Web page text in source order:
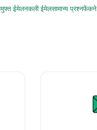
मुफ्त ईमेलनकली ईमेलसामान्य प्रश्नफेंकने